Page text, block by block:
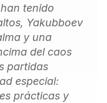
tenido
Yakubboev
y una
del caos
partidas
especial:
prácticas y